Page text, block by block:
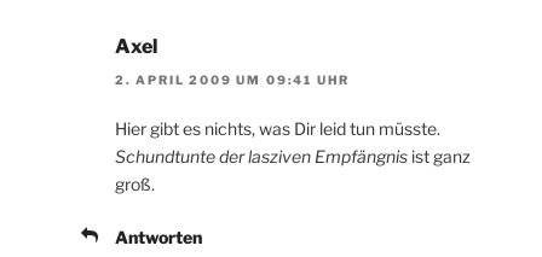
Axel
2. APRIL 2009 UM 09:41 UHR
Hier gibt es nichts, was Dir leid tun müsste.
Schundtunte der lasziven Empfängnis ist ganz
groß.
Antworten